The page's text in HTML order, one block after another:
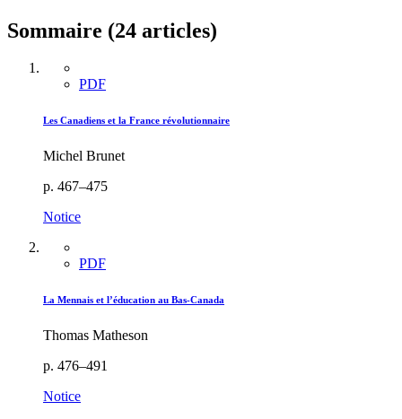
Sommaire (24 articles)
PDF
Les Canadiens et la France révolutionnaire
Michel Brunet
p. 467–475
Notice
PDF
La Mennais et l’éducation au Bas-Canada
Thomas Matheson
p. 476–491
Notice